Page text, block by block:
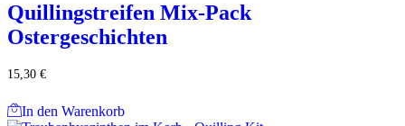
Quillingstreifen Mix-Pack
Ostergeschichten
15,30 €
In den Warenkorb